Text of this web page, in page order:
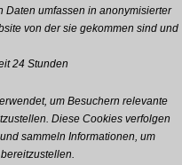
Daten umfassen in anonymisierter
von der sie gekommen sind und
24 Stunden
um Besuchern relevante
Diese Cookies verfolgen
sammeln Informationen, um